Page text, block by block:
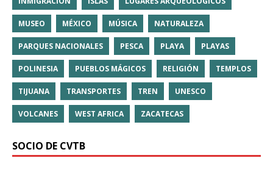
MUSEO MÉXICO MÚSICA NATURALEZA
PARQUES NACIONALES PESCA PLAYA PLAYAS
POLINESIA PUEBLOS MÁGICOS RELIGIÓN TEMPLOS
TIJUANA TRANSPORTES TREN UNESCO
VOLCANES WEST AFRICA ZACATECAS
SOCIO DE CVTB